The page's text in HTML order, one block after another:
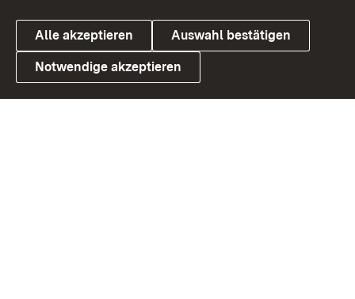
Link zum Landesportal
Alle akzeptieren Auswahl bestätigen
Notwendige akzeptieren